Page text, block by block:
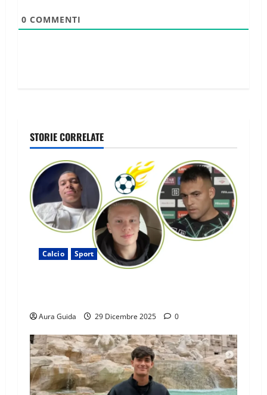
0 COMMENTI
STORIE CORRELATE
Calcio Sport
Aura Guida 29 Dicembre 2025 0